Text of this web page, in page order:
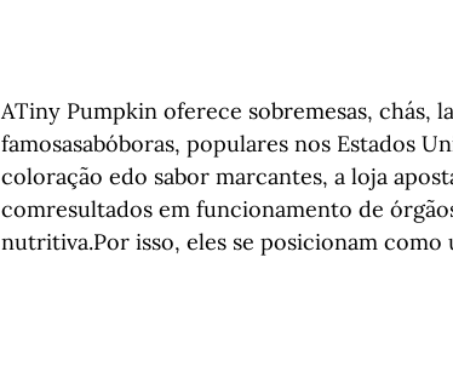
ATiny Pumpkin oferece sobremesas, chás,
famosasabóboras, populares nos Estados
coloração edo sabor marcantes, a loja
comresultados em funcionamento de
nutritiva.Por isso, eles se posicionam